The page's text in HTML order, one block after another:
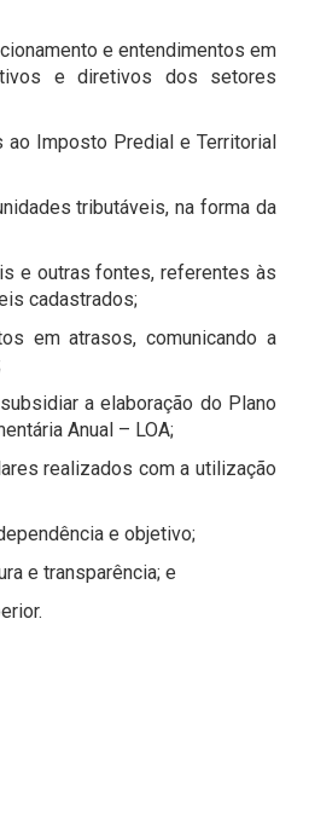
e entendimentos em
e diretivos dos setores
Imposto Predial e Territorial
tributáveis, na forma da
e outras fontes, referentes às
cadastrados;
em atrasos, comunicando a
a elaboração do Plano
Anual – LOA;
realizados com a utilização
e objetivo;
e transparência; e